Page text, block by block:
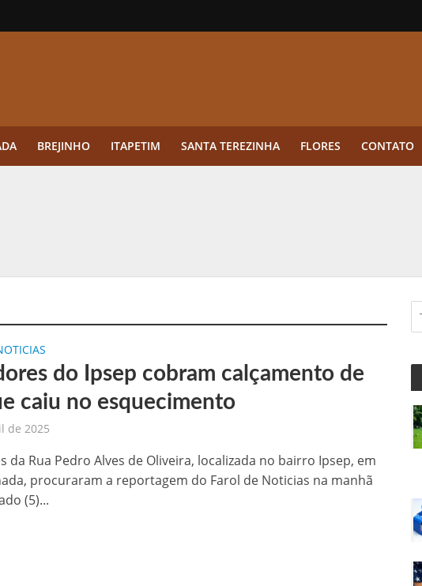
BREJINHO ITAPETIM SANTA TEREZINHA FLORES CONTATO
das Rodadas” focado em multiplicadores
sementes e destaca parceria estratégica com Raquel Lyra e Marconi Santana
nesta terça-feira (03)
com seis minicomputadores pelo Governo do Estado
BR-407, em Petrolina
do Ipsep cobram calçamento de
caiu no esquecimento
de 2025
da Rua Pedro Alves de Oliveira, localizada no bairro Ipsep, em
procuraram a reportagem do Farol de Noticias na manhã
(5)...